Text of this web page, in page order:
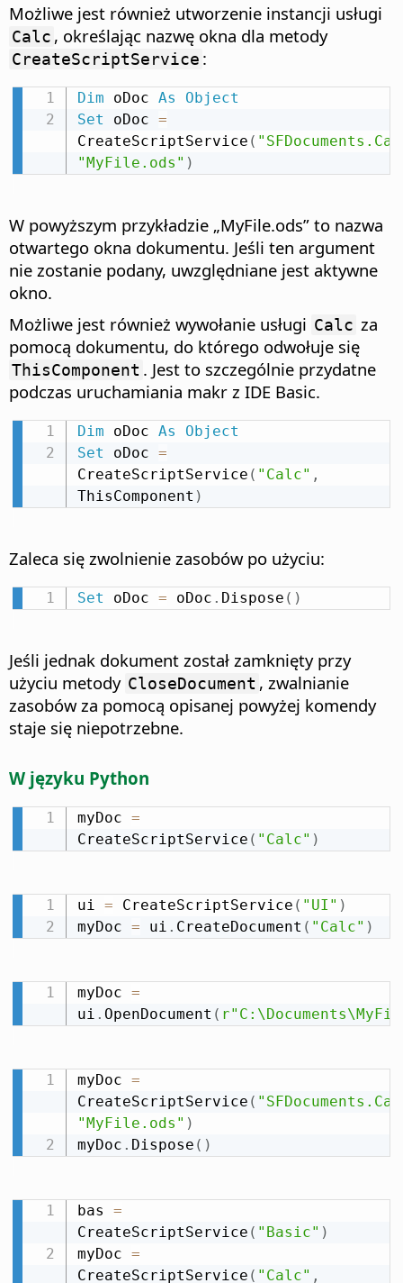
Możliwe jest również utworzenie instancji usługi
Calc , określając nazwę okna dla metody
CreateScriptService :
Dim oDoc As
Object
Set oDoc =
CreateScriptService (
"MyFile.ods" )
W powyższym przykładzie „MyFile.ods” to nazwa
otwartego okna dokumentu. Jeśli ten argument
nie zostanie podany, uwzględniane jest aktywne
okno.
Możliwe jest również wywołanie usługi Calc za
pomocą dokumentu, do którego odwołuje się
ThisComponent . Jest to szczególnie przydatne
podczas uruchamiania makr z IDE Basic.
Dim oDoc As
Object
Set oDoc =
CreateScriptService ( "Calc" ,
ThisComponent )
Zaleca się zwolnienie zasobów po użyciu:
Set oDoc = oDoc . Dispose ( )
Jeśli jednak dokument został zamknięty przy
użyciu metody CloseDocument , zwalnianie
zasobów za pomocą opisanej powyżej komendy
staje się niepotrzebne.
W języku Python
myDoc =
CreateScriptService ( "Calc" )
ui = CreateScriptService ( "UI" )
myDoc = ui . CreateDocument ( "Calc" )
myDoc =
ui . OpenDocument (
myDoc =
CreateScriptService (
"MyFile.ods" )
myDoc . Dispose ( )
bas =
CreateScriptService ( "Basic" )
myDoc =
CreateScriptService ( "Calc" ,